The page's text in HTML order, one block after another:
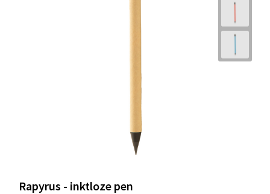
Rapyrus - inktloze pen